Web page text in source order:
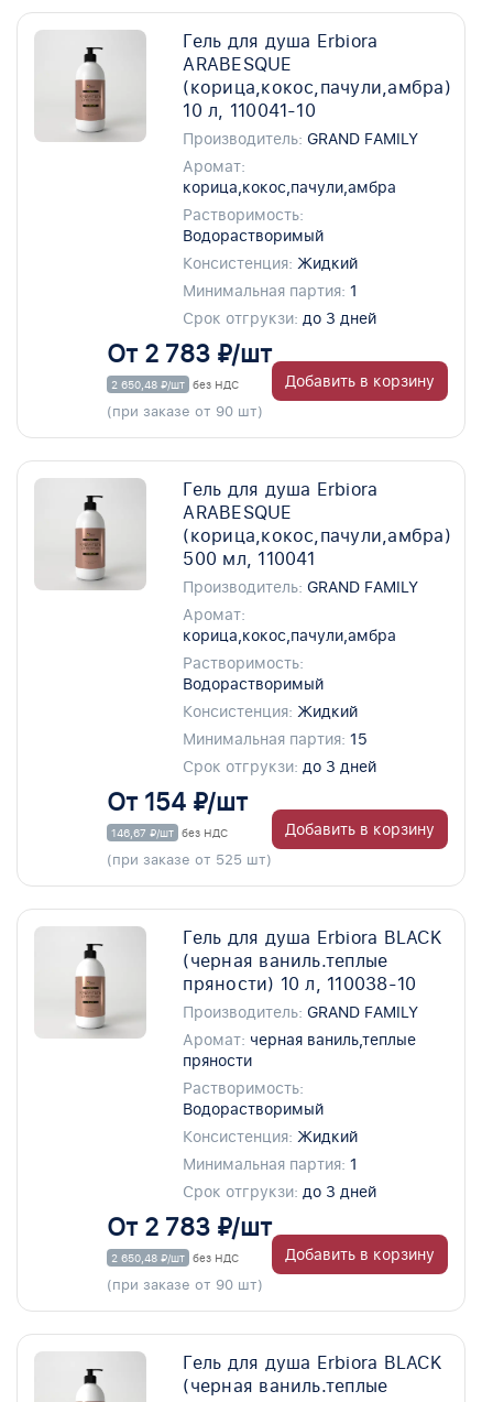
Гель для душа Erbiora
ARABESQUE
(корица,кокос,пачули,амбра)
10 л, 110041-10
Производитель: GRAND FAMILY
Аромат:
корица,кокос,пачули,амбра
Растворимость:
Водорастворимый
Консистенция: Жидкий
Минимальная партия: 1
Срок отгрукзи: до 3 дней
От 2 783 ₽/шт
2 650,48 ₽/шт без НДС
(при заказе от 90 шт)
Добавить в корзину
Гель для душа Erbiora
ARABESQUE
(корица,кокос,пачули,амбра)
500 мл, 110041
Производитель: GRAND FAMILY
Аромат:
корица,кокос,пачули,амбра
Растворимость:
Водорастворимый
Консистенция: Жидкий
Минимальная партия: 15
Срок отгрукзи: до 3 дней
От 154 ₽/шт
146,67 ₽/шт без НДС
(при заказе от 525 шт)
Добавить в корзину
Гель для душа Erbiora BLACK
(черная ваниль.теплые
пряности) 10 л, 110038-10
Производитель: GRAND FAMILY
Аромат: черная ваниль,теплые
пряности
Растворимость:
Водорастворимый
Консистенция: Жидкий
Минимальная партия: 1
Срок отгрукзи: до 3 дней
От 2 783 ₽/шт
2 650,48 ₽/шт без НДС
(при заказе от 90 шт)
Добавить в корзину
Гель для душа Erbiora BLACK
(черная ваниль.теплые